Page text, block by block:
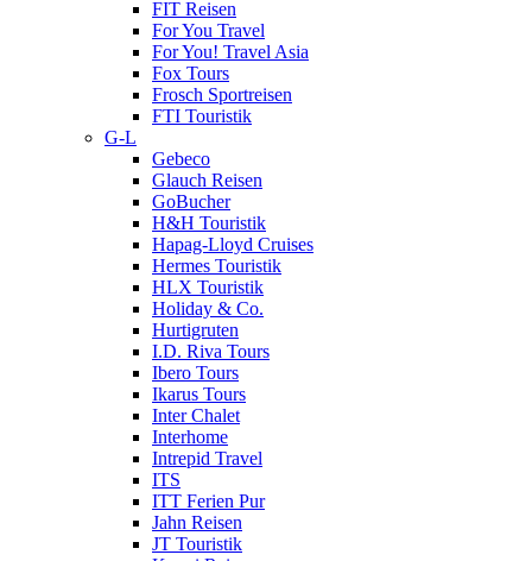
FIT Reisen
For You Travel
For You! Travel Asia
Fox Tours
Frosch Sportreisen
FTI Touristik
G-L
Gebeco
Glauch Reisen
GoBucher
H&H Touristik
Hapag-Lloyd Cruises
Hermes Touristik
HLX Touristik
Holiday & Co.
Hurtigruten
I.D. Riva Tours
Ibero Tours
Ikarus Tours
Inter Chalet
Interhome
Intrepid Travel
ITS
ITT Ferien Pur
Jahn Reisen
JT Touristik